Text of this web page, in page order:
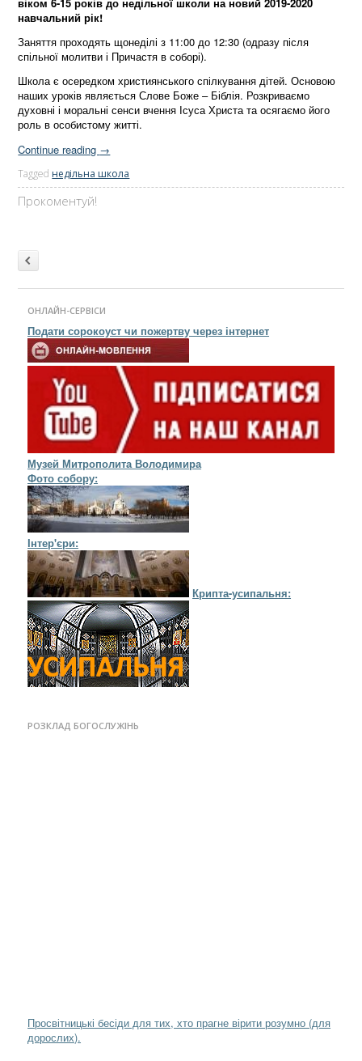
навчальний рік!
Заняття проходять щонеділі з 11:00 до 12:30 (одразу після
спільної молитви і Причастя в соборі).
Школа є осередком християнського спілкування дітей. Основою
наших уроків являється Слове Боже – Біблія. Розкриваємо
духовні і моральні сенси вчення Ісуса Христа та осягаємо його
роль в особистому житті.
Continue reading →
Tagged недільна школа
Прокоментуй!
Post navigation
ОНЛАЙН-СЕРВІСИ
Подати сорокоуст чи пожертву через інтернет
Музей Митрополита Володимира
Фото собору:
Інтер'єри:
Крипта-усипальня:
РОЗКЛАД БОГОСЛУЖІНЬ
Просвітницькі бесіди для тих, хто прагне вірити розумно (для
дорослих).